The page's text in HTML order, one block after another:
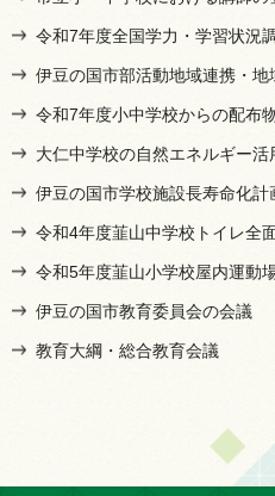
令和7年度全国学力・学習状況
伊豆の国市部活動地域連携・地
令和7年度小中学校からの配布
大仁中学校の自然エネルギー活
伊豆の国市学校施設長寿命化計
令和4年度韮山中学校トイレ全
令和5年度韮山小学校屋内運動
伊豆の国市教育委員会の会議
教育大綱・総合教育会議